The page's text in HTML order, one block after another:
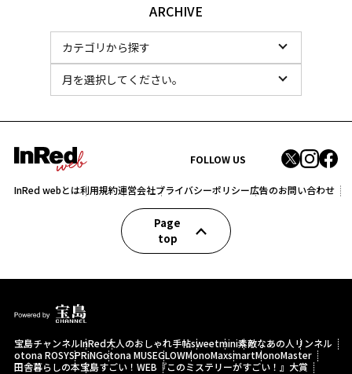
ARCHIVE
FOLLOW US
InRed webとは利用規約運営会社プライバシーポリシー広告のお問い合わせ
Page
top
宝島チャンネルInRed大人のおしゃれ手帖sweetmini素敵なあの人 リンネル
otona ROSYSPRiNGotona MUSEGLOWMonoMaxsmartMonoMaster
田舎暮らしの本宝島すごい！WEB 『このミステリーがすごい！』大賞